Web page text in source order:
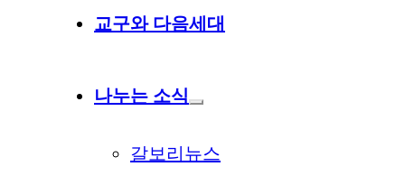
교구와 다음세대
나누는 소식
갈보리뉴스